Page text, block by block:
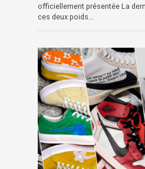
officiellement présentée La
ces deux poids…